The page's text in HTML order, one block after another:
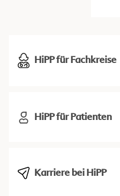
HiPP für Fachkreise
HiPP für Patienten
Karriere bei HiPP